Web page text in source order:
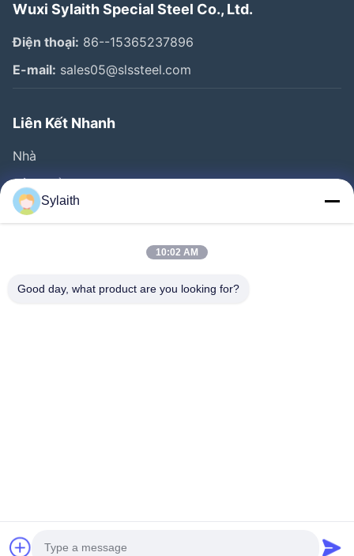
Wuxi Sylaith Special Steel Co., Ltd.
Điện thoại: 86--15365237896
E-mail: sales05@slssteel.com
Liên Kết Nhanh
Nhà
Sản Phẩm
Video
Kiểm Soát Chất Lượng
©2026- Wuxi Sylaith Special Steel Co., Ltd.. Tất cả các quyền được bảo
Sylaith
10:02 AM
Good day, what product are you looking for?